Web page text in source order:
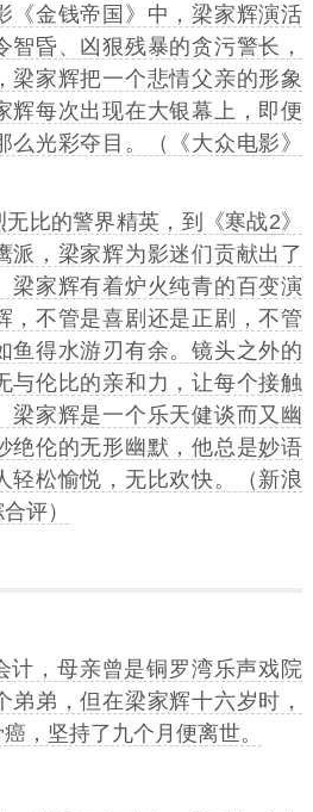
《金钱帝国 》中，梁家辉演活
智昏、凶狠残暴的贪污警长，
梁家辉把一个悲情父亲的形象
辉每次出现在大银幕上，即便
么光彩夺目。（《大众电影》
无比的警界精英，到《寒战2》
派，梁家辉为影迷们贡献出了
梁家辉有着炉火纯青的百变演
，不管是喜剧还是正剧，不管
鱼得水游刃有余。镜头之外的
与伦比的亲和力，让每个接触
梁家辉是一个乐天健谈而又幽
绝伦的无形幽默，他总是妙语
轻松愉悦，无比欢快。（ 新浪
评）
计，母亲曾是铜罗湾乐声戏院
弟弟，但在梁家辉十六岁时，
，坚持了九个月便离世。